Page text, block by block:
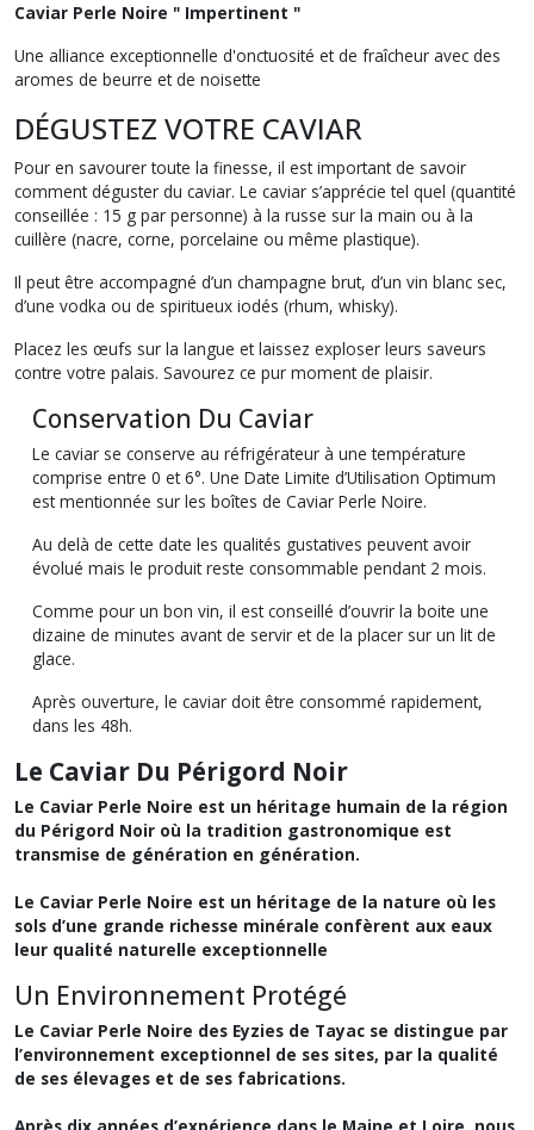
Caviar Perle Noire " Impertinent "
Une alliance exceptionnelle d'onctuosité et de fraîcheur avec des
aromes de beurre et de noisette
DÉGUSTEZ VOTRE CAVIAR
Pour en savourer toute la finesse, il est important de savoir
comment déguster du caviar. Le caviar s’apprécie tel quel (quantité
conseillée : 15 g par personne) à la russe sur la main ou à la
cuillère (nacre, corne, porcelaine ou même plastique).
Il peut être accompagné d’un champagne brut, d’un vin blanc sec,
d’une vodka ou de spiritueux iodés (rhum, whisky).
Placez les œufs sur la langue et laissez exploser leurs saveurs
contre votre palais. Savourez ce pur moment de plaisir.
Conservation Du Caviar
Le caviar se conserve au réfrigérateur à une température
comprise entre 0 et 6°. Une Date Limite d’Utilisation Optimum
est mentionnée sur les boîtes de Caviar Perle Noire.
Au delà de cette date les qualités gustatives peuvent avoir
évolué mais le produit reste consommable pendant 2 mois.
Comme pour un bon vin, il est conseillé d’ouvrir la boite une
dizaine de minutes avant de servir et de la placer sur un lit de
glace.
Après ouverture, le caviar doit être consommé rapidement,
dans les 48h.
Le Caviar Du Périgord Noir
Le Caviar Perle Noire est un héritage humain de la région
du Périgord Noir où la tradition gastronomique est
transmise de génération en génération.
Le Caviar Perle Noire est un héritage de la nature où les
sols d’une grande richesse minérale confèrent aux eaux
leur qualité naturelle exceptionnelle
Un Environnement Protégé
Le Caviar Perle Noire des Eyzies de Tayac se distingue par
l’environnement exceptionnel de ses sites, par la qualité
de ses élevages et de ses fabrications.